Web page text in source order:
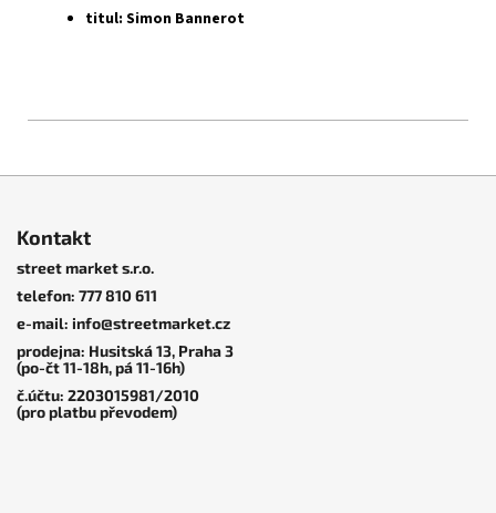
titul: Simon Bannerot
Kontakt
street market s.r.o.
telefon: 777 810 611
e-mail: info@streetmarket.cz
prodejna: Husitská 13, Praha 3
(po-čt 11-18h, pá 11-16h)
č.účtu: 2203015981/2010
(pro platbu převodem)